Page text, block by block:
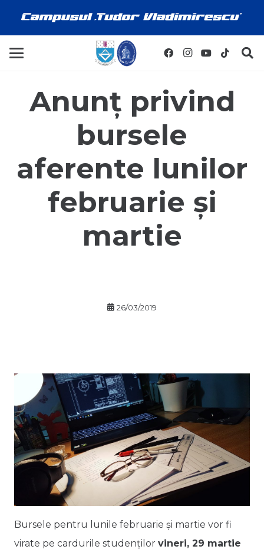
Anunț privind
bursele
aferente lunilor
februarie și
martie
26/03/2019
Bursele pentru lunile februarie și martie vor fi
virate pe cardurile studenților vineri, 29 martie